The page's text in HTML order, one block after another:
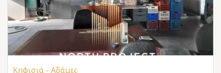
Κηφισιά - Αδάμες